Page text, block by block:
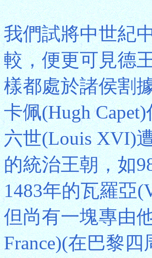
我們試將中世紀
較，便更可見德
樣都處於諸侯割
卡佩(Hugh
六世(Louis XVI)
的統治王朝，如
1483年的瓦羅亞
但尚有一塊專由
France)(在巴黎